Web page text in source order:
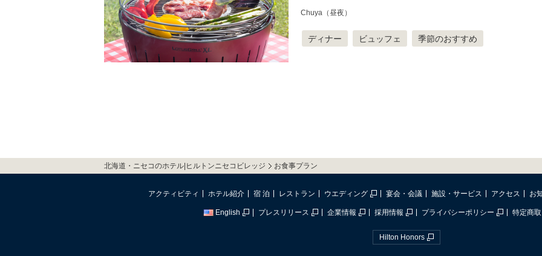
Chuya（昼夜）
ディナー ビュッフェ 季節のおすすめ
北海道・ニセコのホテル|ヒルトンニセコビレッジ お食事プラン
アクティビティ ホテル紹介 宿 泊 レストラン ウエディング 宴会・会議 施設・サービス アクセス お
English プレスリリース 企業情報 採用情報 プライバシーポリシー 特定商
Hilton Honors